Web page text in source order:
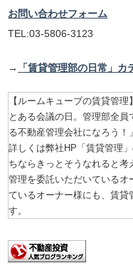
お問い合わせフォーム
TEL:03-5806-3123
→ 「賃貸管理部の日常」
【ルームキューブの賃貸管理】
とある会議の日。管理部全
る不動産管理会社になろう！
詳しくは弊社HP「賃貸管理
ちならきっとそうなれると考
管理を委託いただいている
ているオーナー様にも、賃
す。